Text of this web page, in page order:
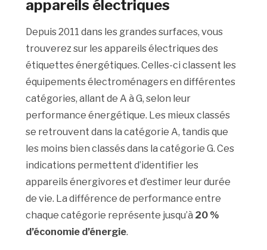
appareils électriques
Depuis 2011 dans les grandes surfaces, vous
trouverez sur les appareils électriques des
étiquettes énergétiques. Celles-ci classent les
équipements électroménagers en différentes
catégories, allant de A à G, selon leur
performance énergétique. Les mieux classés
se retrouvent dans la catégorie A, tandis que
les moins bien classés dans la catégorie G. Ces
indications permettent d’identifier les
appareils énergivores et d’estimer leur durée
de vie. La différence de performance entre
chaque catégorie représente jusqu’à 20 %
d’économie d’énergie.